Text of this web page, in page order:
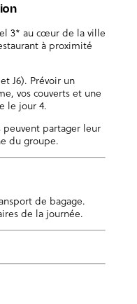
3* au cœur de la ville
à proximité
J6). Prévoir un
vos couverts et une
le jour 4.
peuvent partager leur
du groupe.
de bagage.
de la journée.